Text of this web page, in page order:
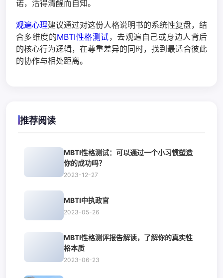
诺，活得清醒而自知。
观遍心理建议通过对这份人格说明书的系统性复盘，结
合多维度的MBTI性格测试，去观遍自己或身边人背后
的核心行为逻辑，在尊重差异的同时，找到最适合彼此
的协作与相处距离。
推荐阅读
MBTI性格测试：可以通过一个小习惯塑造
你的成功吗？
2023-12-27
MBTI中执政官
2023-05-26
MBTI性格测评报告解读，了解你的真实性
格本质
2023-06-23